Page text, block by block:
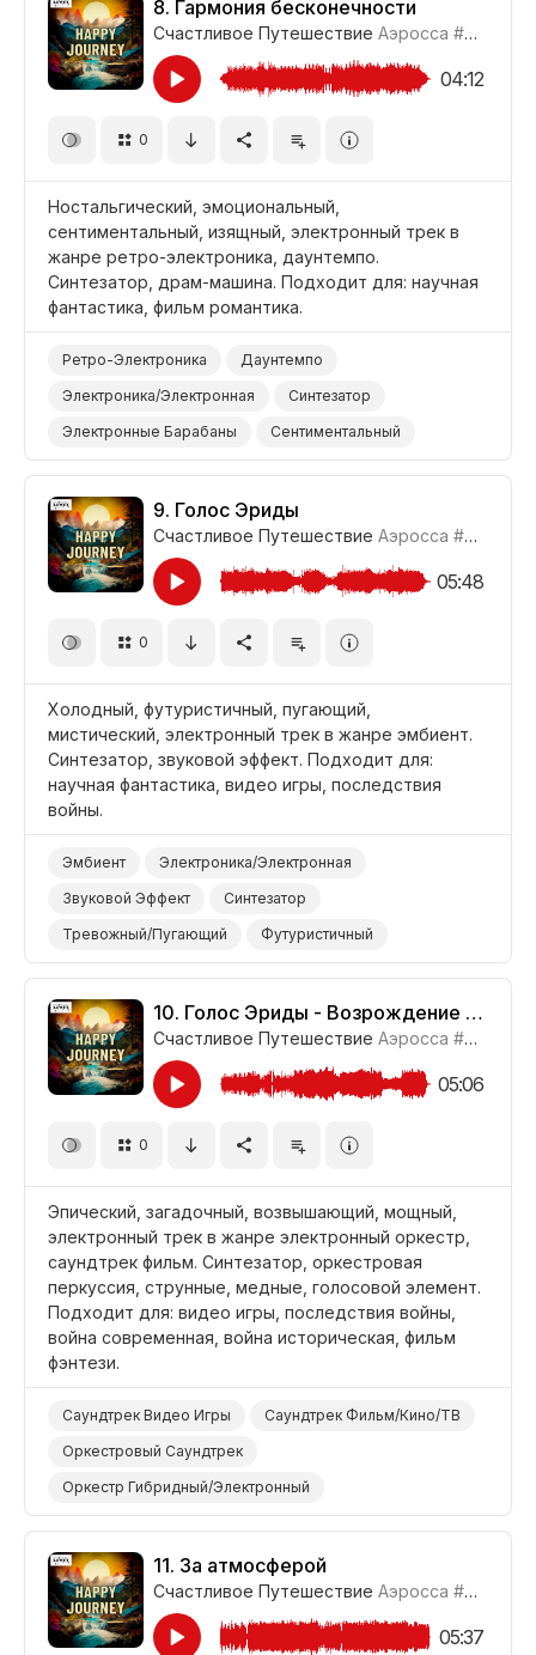
Фильм Научная Фантастика
8. Гармония бесконечности
Счастливое Путешествие Аэросса #CUP021_8
04:12
0
Ностальгический, эмоциональный,
сентиментальный, изящный, электронный трек в
жанре ретро-электроника, даунтемпо.
Синтезатор, драм-машина. Подходит для: научная
фантастика, фильм романтика.
Ретро-Электроника
Даунтемпо
Электроника/Электронная
Синтезатор
Электронные Барабаны
Сентиментальный
Романтический
Ностальгический
Наука/Технология/Производство
Фильм Научная Фантастика
Фильм Романтика
Фильм/Кино
9. Голос Эриды
Счастливое Путешествие Аэросса #CUP021_9
05:48
0
Холодный, футуристичный, пугающий,
мистический, электронный трек в жанре эмбиент.
Синтезатор, звуковой эффект. Подходит для:
научная фантастика, видео игры, последствия
войны.
Эмбиент
Электроника/Электронная
Звуковой Эффект
Синтезатор
Тревожный/Пугающий
Футуристичный
Видео Игры
Война/Военный
Наука/Технология/Производство
Фильм Научная Фантастика
10. Голос Эриды - Возрождение из пепла, Часть 2
Счастливое Путешествие Аэросса #CUP021_10
05:06
0
Эпический, загадочный, возвышающий, мощный,
электронный трек в жанре электронный оркестр,
саундтрек фильм. Синтезатор, оркестровая
перкуссия, струнные, медные, голосовой элемент.
Подходит для: видео игры, последствия войны,
война современная, война историческая, фильм
фэнтези.
Саундтрек Видео Игры
Саундтрек Фильм/Кино/ТВ
Оркестровый Саундтрек
Оркестр Гибридный/Электронный
Электроника/Электронная
Голосовой/Вокальный Эффект
Синтезатор
Струнные
Оркестр
Оркестровая Перкуссия
Барабаны и Перкуссия
Медные
Мощный
11. За атмосферой
Счастливое Путешествие Аэросса #CUP021_11
05:37